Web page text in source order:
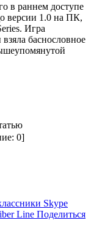
в раннем доступе
версии 1.0 на ПК,
Игра
баснословное
0]
Skype
Line Поделиться